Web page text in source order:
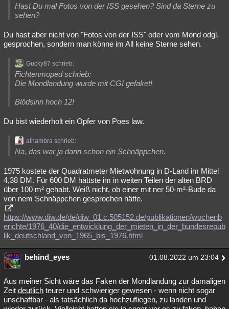
Hast Du mal Fotos von der ISS gesehen? Sind da Sterne zu
sehen?
Du hast aber nicht von "Fotos von der ISS" oder vom Mond odgl.
gesprochen, sondern man könne im All keine Sterne sehen.
Gucky87 schrieb:
Fichtenmoped schrieb:
Die Mondlandung wurde mit CGI gefaket!
Blödsinn hoch 12!
Du bist wiederholt ein Opfer von Poes law.
alhambra schrieb:
Na, das war ja dann schon ein Schnäppchen.
1975 kostete der Quadratmeter Mietwohnung in D-Land im Mittel
4,38 DM. Für 600 DM hättste im in weiten Teilen der alten BRD
über 100 m² gehabt. Weiß nicht, ob einer mit ner 50-m²-Bude da
von nem Schnäppchen gesprochen hätte.
https://www.diw.de/de/diw_01.c.505152.de/publikationen/wochenb
erichte/1976_40/die_entwicklung_der_mieten_in_der_bundesrepub
lik_deutschland_von_1965_bis_1976.html
behind_eyes 01.08.2022 um 23:04
Aus meiner Sicht wäre das Faken der Mondlandung zur damaligen
Zeit deutlich teurer und schwieriger gewesen - wenn nicht sogar
unschaffbar - als tatsächlich da hochzufliegen, zu landen und